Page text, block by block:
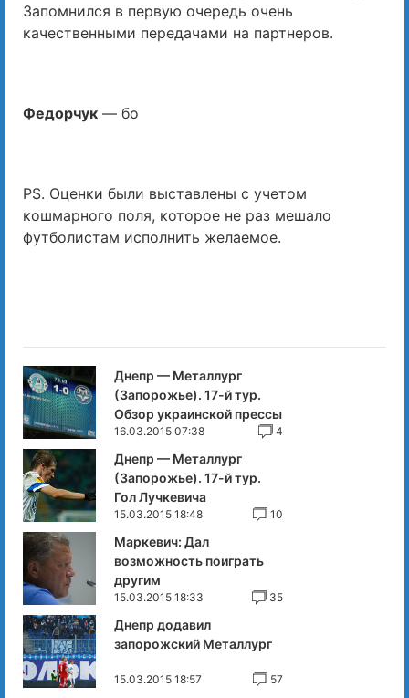
Запомнился в первую очередь очень
качественными передачами на партнеров.
Федорчук — бо
PS. Оценки были выставлены с учетом
кошмарного поля, которое не раз мешало
футболистам исполнить желаемое.
Днепр — Металлург
(Запорожье). 17-й тур.
Обзор украинской прессы
16.03.2015 07:38 4
Днепр — Металлург
(Запорожье). 17-й тур.
Гол Лучкевича
15.03.2015 18:48 10
Маркевич: Дал
возможность поиграть
другим
15.03.2015 18:33 35
Днепр додавил
запорожский Металлург
15.03.2015 18:57 57